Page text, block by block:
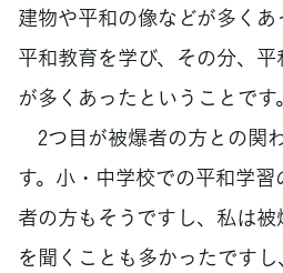
建物や平和の像などが多く
平和教育を学び、その分、
が多くあったということです。
2つ目が被爆者の方との関
す。小・中学校での平和学
者の方もそうですし、私は
を聞くことも多かったです